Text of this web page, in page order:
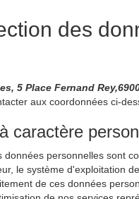
des
5 Place Fernand
aux coordonnées ci-
caractère
personnelles sont
le système d'exploitation
de ces données